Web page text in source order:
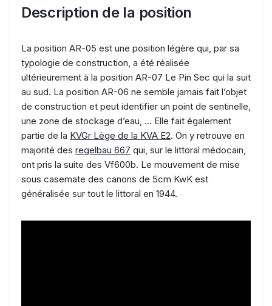
Description de la position
La position AR-05 est une position légère qui, par sa
typologie de construction, a été réalisée
ultérieurement à la position AR-07 Le Pin Sec qui la suit
au sud. La position AR-06 ne semble jamais fait l’objet
de construction et peut identifier un point de sentinelle,
une zone de stockage d’eau, … Elle fait également
partie de la KVGr Lège de la KVA E2. On y retrouve en
majorité des regelbau 667 qui, sur le littoral médocain,
ont pris la suite des Vf600b. Le mouvement de mise
sous casemate des canons de 5cm KwK est
généralisée sur tout le littoral en 1944.